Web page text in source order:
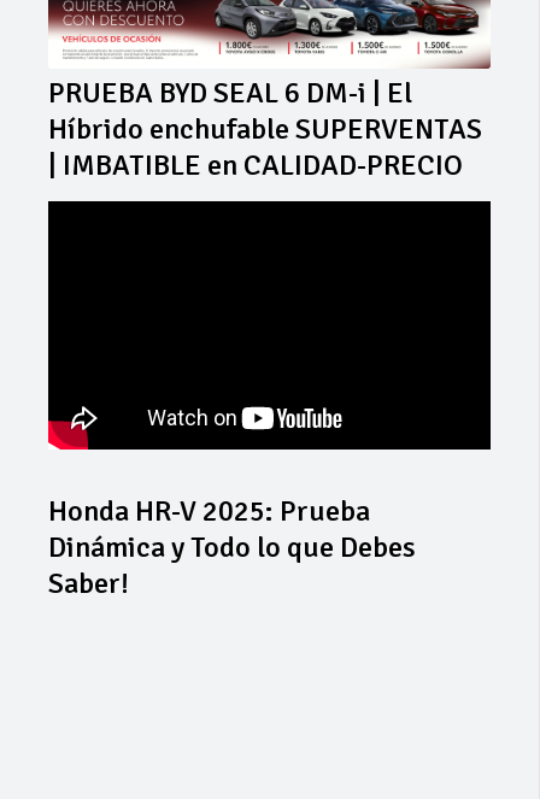
PRUEBA BYD SEAL 6 DM-i | El
Híbrido enchufable SUPERVENTAS
| IMBATIBLE en CALIDAD-PRECIO
Honda HR-V 2025: Prueba
Dinámica y Todo lo que Debes
Saber!